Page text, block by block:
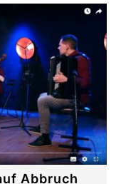
Abbruch